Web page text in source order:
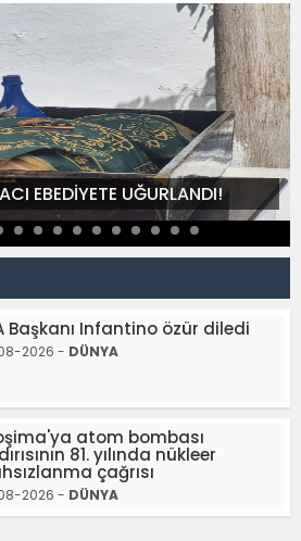
EBEDİYETE UĞURLANDI!
Başkanı Infantino özür diledi
2026 - DÜNYA
atom bombası
81. yılında nükleer
çağrısı
2026 - DÜNYA